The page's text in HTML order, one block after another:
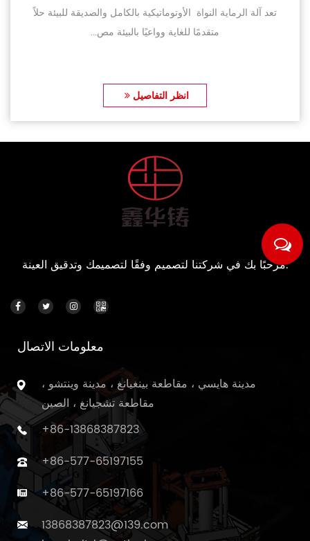
تعد آلة الرماية النواة الأوتوماتيكية بالكامل والصديقة للبيئة حلاً
متقدمًا للغاية وواعيًا بالبيئة مص...
انظر التفاصيل
مرحبًا بك في شركتنا لتصميم وفقًا لتصميمك وتدقيق العينة.
معلومات الاتصال
مدينة هايسي ، مقاطعة بينغيانغ ، مدينة وينتشو ،
مقاطعة تشجيانغ ، الصين
+86-13868387823
+86-577-65197155
+86-577-65197166
13868387823@139.com